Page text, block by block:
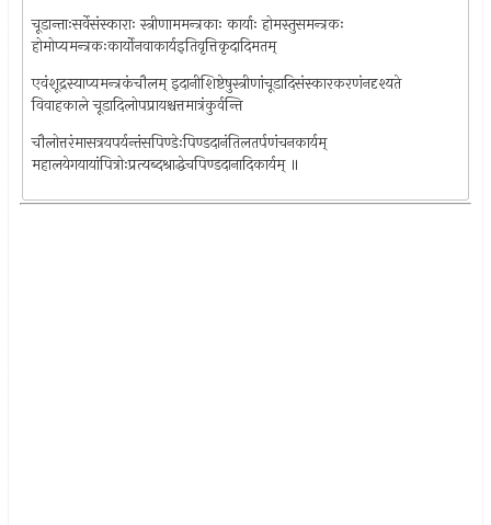
चूडान्ताःसर्वेसंस्काराः स्त्रीणाममन्त्रकाः कार्याः होमस्तुसमन्त्रकः
होमोप्यमन्त्रकःकार्योनवाकार्यइतिवृत्तिकृदादिमतम्
एवंशूद्रस्याप्यमन्त्रकंचौलम् इदानीशिष्टेषुस्त्रीणांचूडादिसंस्कारकरणंनदृश्यते
विवाहकाले चूडादिलोपप्रायश्चत्तमात्रंकुर्वन्ति
चौलोत्तरंमासत्रयपर्यन्तंसपिण्डेःपिण्डदानंतिलतर्पणंचनकार्यम्
महालयेगयायांपित्रोःप्रत्यब्दश्राद्धेचपिण्डदानादिकार्यम् ॥